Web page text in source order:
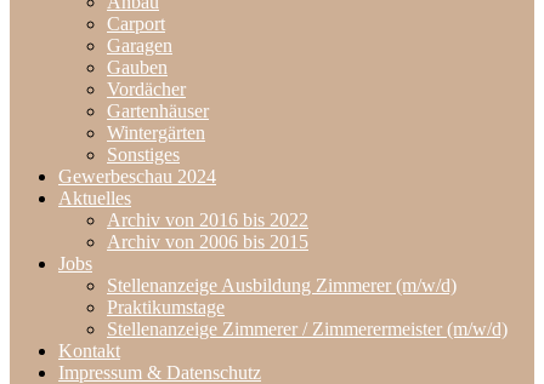
Carport
Garagen
Gauben
Vordächer
Gartenhäuser
Wintergärten
Sonstiges
Gewerbeschau 2024
Aktuelles
Archiv von 2016 bis 2022
Archiv von 2006 bis 2015
Jobs
Stellenanzeige Ausbildung Zimmerer (m/w/d)
Praktikumstage
Stellenanzeige Zimmerer / Zimmerermeister (m/w/d)
Kontakt
Impressum & Datenschutz